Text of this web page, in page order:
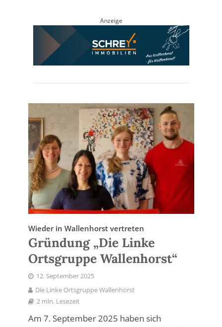
Anzeige
Wieder in Wallenhorst vertreten
Gründung „Die Linke
Ortsgruppe Wallenhorst“
12. September 2025
Die Linke Ortsgruppe Wallenhorst
2 min. Lesezeit
Am 7. September 2025 haben sich